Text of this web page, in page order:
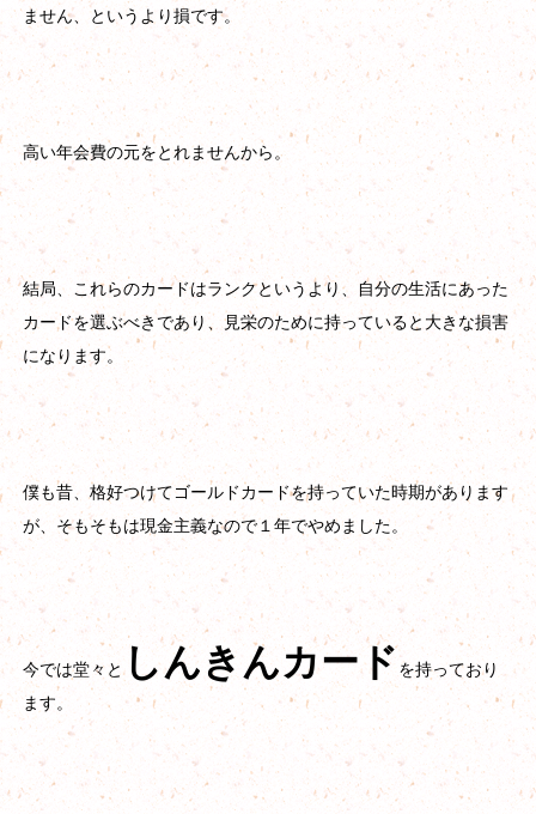
ません、というより損です。
高い年会費の元をとれませんから。
結局、これらのカードはランクというより、自分の生活にあった
カードを選ぶべきであり、見栄のために持っていると大きな損害
になります。
僕も昔、格好つけてゴールドカードを持っていた時期があります
が、そもそもは現金主義なので１年でやめました。
今では堂々としんきんカードを持っており
ます。